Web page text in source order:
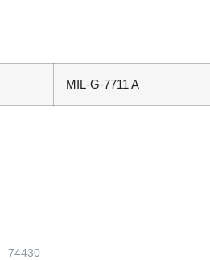
MIL-G-7711 A
74430